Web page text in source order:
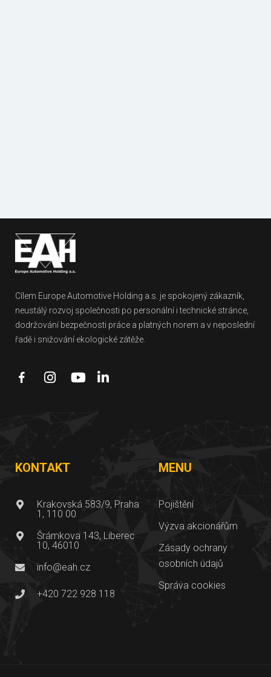
Cílem Europe Automotive Holding a.s. je spokojený zákazník,
neustálý rozvoj společnosti po personální i technické stránce,
dodržování bezpečnosti práce a platných norem a v neposlední
řadě i snižování ekologické zátěže.
KONTAKT
Krakovská 583/9, Praha
1, 110 00
Šrámkova 143, Liberec
10, 46010
info@eah.cz
+420 722 928 118
MENU
Pojištění
Výzva akcionářům
Zásady ochrany
osobních údajů
Správa cookies